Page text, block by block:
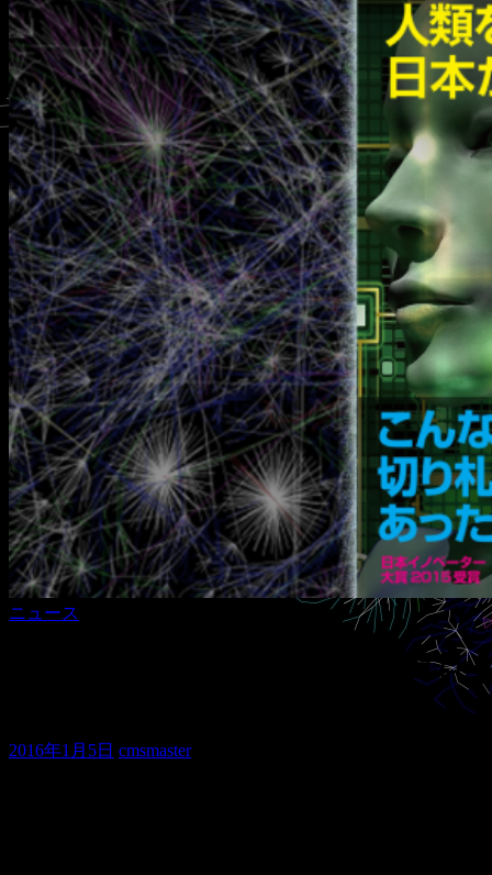
ニュース
松田卓也氏新著「人類を超えるAIは日
2016年1月5日 cmsmaster